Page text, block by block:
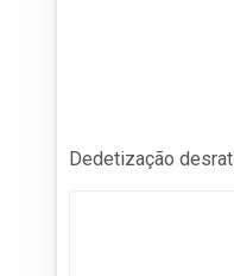
Dedetização